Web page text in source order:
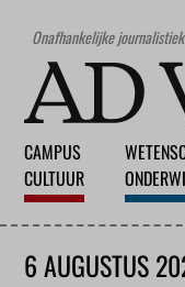
Onafhankelijke
CAMPUS
CULTUUR
6 AUGUSTUS